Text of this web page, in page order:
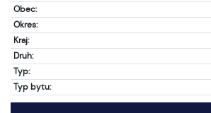
Obec:
Okres:
Kraj:
Druh:
Typ:
Typ bytu: